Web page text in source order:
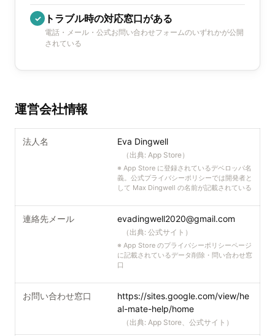
✓ トラブル時の対応窓口がある
電話・メール・公式お問い合わせフォームのいずれかが公開
されている
運営会社情報
法人名 Eva Dingwell
（出典: App Store）
※ App Store に登録されているデベロッパ名
義。公式プライバシーポリシーでは開発者と
して Max Dingwell の名前が記載されている
連絡先メール evadingwell2020@gmail.com
（出典: 公式サイト ）
※ App Store のプライバシーポリシーページ
に記載されているデータ削除・問い合わせ窓
口
お問い合わせ窓口
https://sites.google.com/view/he
al-mate-help/home
（出典: App Store、公式サイト ）